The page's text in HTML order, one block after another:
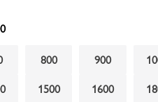
800 900
1500 1600